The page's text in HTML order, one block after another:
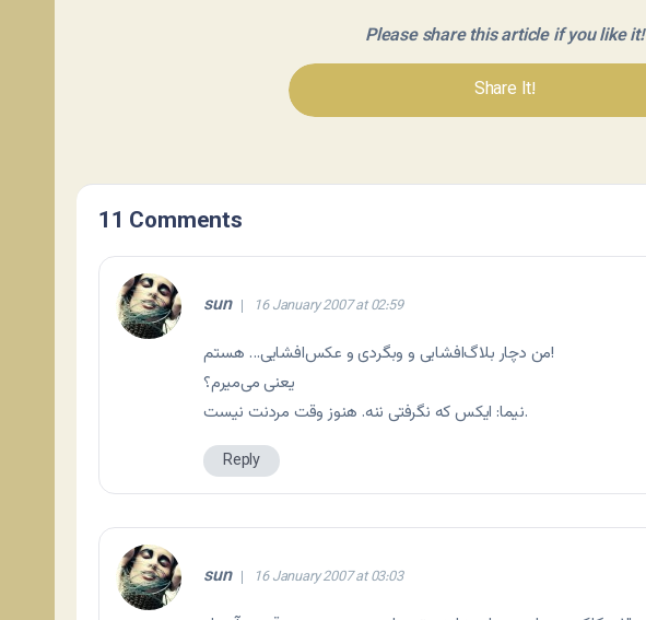
Please share this article if you like it!
Share It!
11 Comments
sun 16 January 2007 at 02:59
من دچار بلاگ‌افشایی و وبگردی و عکس‌افشایی… هستم!
یعنی می‌میرم؟
نیما: ایکس که نگرفتی ننه. هنوز وقت مردنت نیست.
Reply
sun 16 January 2007 at 03:03